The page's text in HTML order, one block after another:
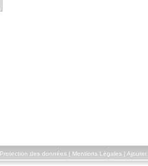
Protection des données| Mentions Légales| Ajouter